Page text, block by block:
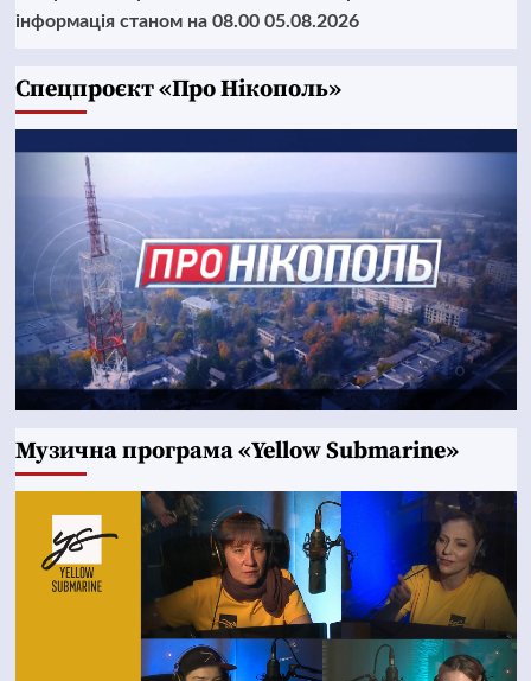
інформація станом на 08.00 05.08.2026
Cпецпроєкт «Про Нікополь»
Музична програма «Yellow Submarine»